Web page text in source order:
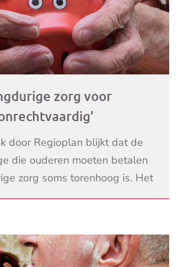
zorg voor
door Regioplan blijkt dat de
die ouderen moeten betalen
zorg soms torenhoog is. Het
maar kan per